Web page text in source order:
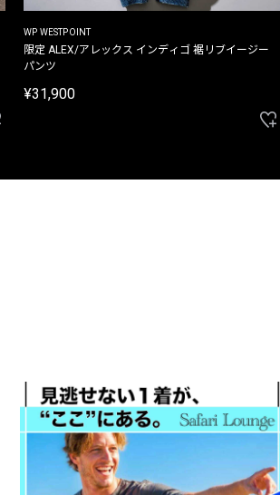
WP WESTPOINT
限定 ALEX/アレックス インディゴ 裾リブイージー
パンツ
¥31,900